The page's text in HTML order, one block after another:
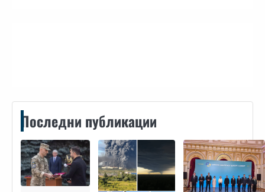
Последни публикации